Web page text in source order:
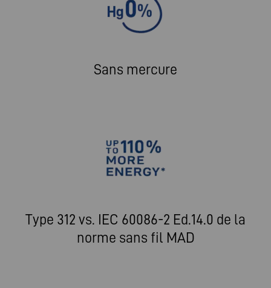
Sans mercure
Type 312 vs. IEC 60086-2 Ed.14.0 de la
norme sans fil MAD